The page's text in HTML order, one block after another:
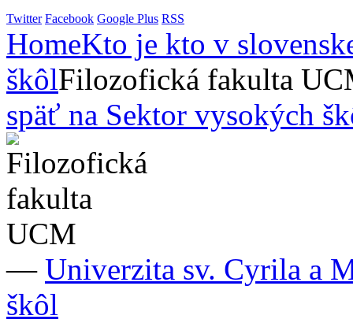
Twitter Facebook Google Plus RSS
HomeKto je kto v
škôlFilozofická fakulta
späť na Sektor vysokých
— Univerzita sv. Cyrila a
škôl